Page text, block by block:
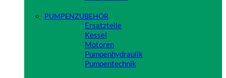
PUMPENZUBEHÖR
Ersatzteile
Kessel
Motoren
Pumpenhydraulik
Pumpentechnik